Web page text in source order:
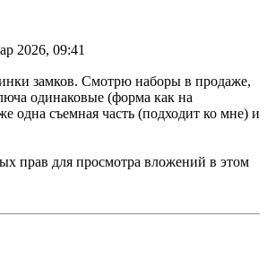
2026, 09:41
замков. Смотрю наборы в продаже,
одинаковые (форма как на
одна съемная часть (подходит ко мне) и
прав для просмотра вложений в этом